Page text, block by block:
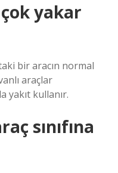
yakar
bir aracın normal
araçlar
yakıt kullanır.
sınıfına